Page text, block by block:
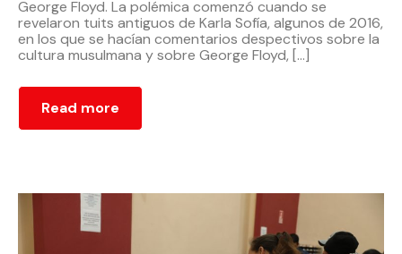
George Floyd. La polémica comenzó cuando se
revelaron tuits antiguos de Karla Sofía, algunos de 2016,
en los que se hacían comentarios despectivos sobre la
cultura musulmana y sobre George Floyd, […]
Read more